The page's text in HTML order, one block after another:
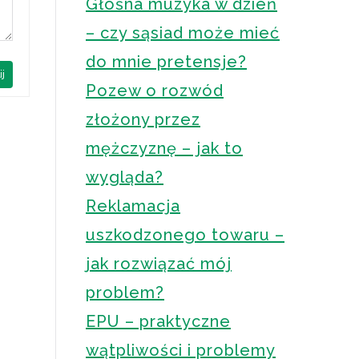
Głośna muzyka w dzień
– czy sąsiad może mieć
do mnie pretensje?
Pozew o rozwód
złożony przez
mężczyznę – jak to
wygląda?
Reklamacja
uszkodzonego towaru –
jak rozwiązać mój
problem?
EPU – praktyczne
wątpliwości i problemy